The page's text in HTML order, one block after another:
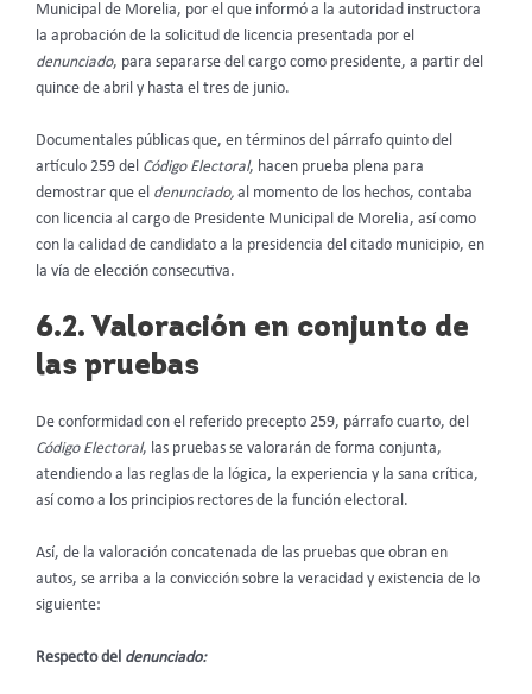
Municipal de Morelia, por el que informó a la autoridad instructora
la aprobación de la solicitud de licencia presentada por el
denunciado, para separarse del cargo como presidente, a partir del
quince de abril y hasta el tres de junio.
Documentales públicas que, en términos del párrafo quinto del
artículo 259 del Código Electoral, hacen prueba plena para
demostrar que el denunciado, al momento de los hechos, contaba
con licencia al cargo de Presidente Municipal de Morelia, así como
con la calidad de candidato a la presidencia del citado municipio, en
la vía de elección consecutiva.
6.2. Valoración en conjunto de
las pruebas
De conformidad con el referido precepto 259, párrafo cuarto, del
Código Electoral, las pruebas se valorarán de forma conjunta,
atendiendo a las reglas de la lógica, la experiencia y la sana crítica,
así como a los principios rectores de la función electoral.
Así, de la valoración concatenada de las pruebas que obran en
autos, se arriba a la convicción sobre la veracidad y existencia de lo
siguiente:
Respecto del denunciado: